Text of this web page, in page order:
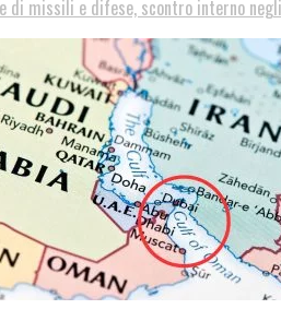
di missili e difese, scontro interno